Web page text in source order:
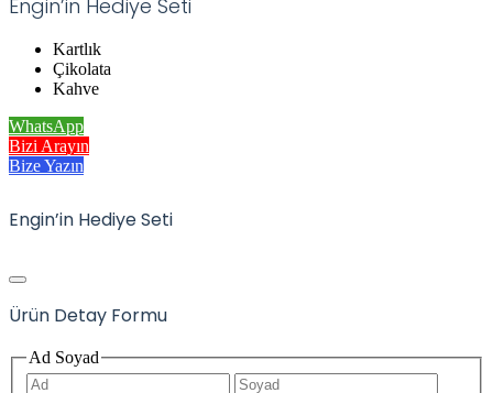
Engin’in Hediye Seti
Kartlık
Çikolata
Kahve
WhatsApp
Bizi Arayın
Bize Yazın
Engin’in Hediye Seti
Ürün Detay Formu
Ad Soyad
İlk